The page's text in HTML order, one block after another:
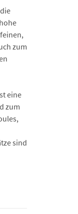
zum
eine
zum
sind